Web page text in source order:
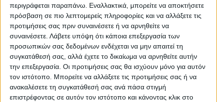
περιγράφεται παραπάνω. Εναλλακτικά, μπορείτε να αποκτήσετε
πρόσβαση σε πιο λεπτομερείς πληροφορίες και να αλλάξετε τις
προτιμήσεις σας πριν συναινέσετε ή να αρνηθείτε να
συναινέσετε. Λάβετε υπόψη ότι κάποια επεξεργασία των
προσωπικών σας δεδομένων ενδέχεται να μην απαιτεί τη
συγκατάθεσή σας, αλλά έχετε το δικαίωμα να αρνηθείτε αυτήν
την επεξεργασία. Οι προτιμήσεις σας θα ισχύουν μόνο για αυτόν
τον ιστότοπο. Μπορείτε να αλλάξετε τις προτιμήσεις σας ή να
ανακαλέσετε τη συγκατάθεσή σας ανά πάσα στιγμή
επιστρέφοντας σε αυτόν τον ιστότοπο και κάνοντας κλικ στο
ΘΕΜΑ ΤΗΣ ΗΜΕΡΑΣ
Θέμα ημέρας : Οι συνταξιούχοι ζητούν να
επιστραφεί η 13η σύνταξη. Συμφωνείτε;